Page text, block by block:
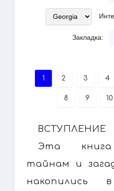
Закладка:
1 2 3 4
8 9 10
ВСТУПЛЕНИЕ
Эта книга
тайнам и
накопились